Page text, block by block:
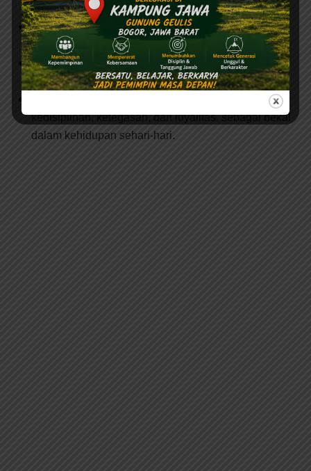
institusi TNI.
Melatih ketahanan fisik dan mental agar siswa siap
menghadapi berbagai tantangan di masa depan.
Meningkatkan rasa kebersamaan, kerja sama, dan
solidaritas antar siswa dari berbagai jurusan.
kedisiplinan, ketegasan, dan loyalitas, sebagai bekal
dalam kehidupan sehari-hari.